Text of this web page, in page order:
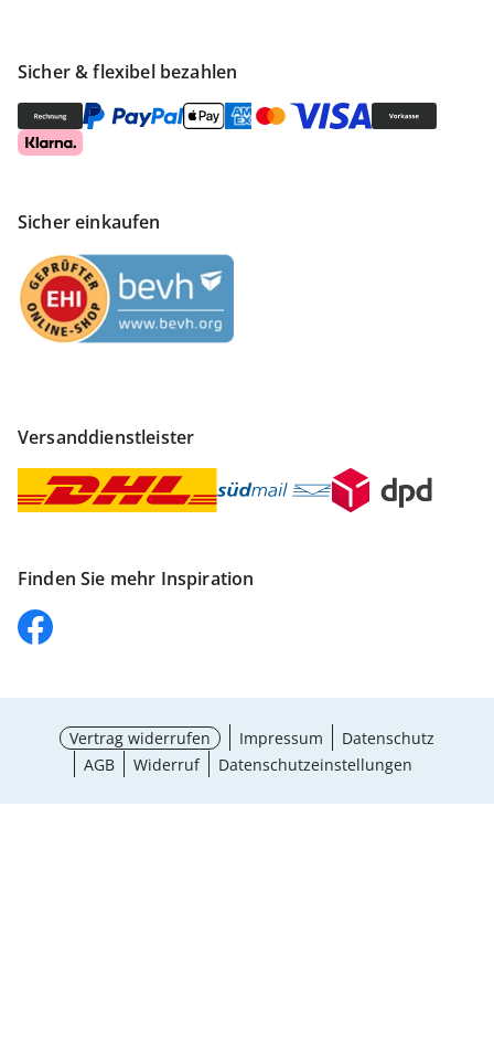
Sicher & flexibel bezahlen
Sicher einkaufen
Versanddienstleister
Finden Sie mehr Inspiration
Vertrag widerrufen Impressum
Datenschutz
AGB
Widerruf Datenschutzeinstellungen